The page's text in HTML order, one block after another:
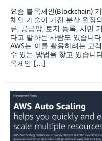
요즘 블록체인(Blockchain)
체인 기술이 가진 분산 원장
류, 공급망, 토지 등록, 시민
다고 말하는 사람도 있습니
AWS는 이를 활용하려는 고
수 있는 방법을 찾고 있습니
록체인 […]